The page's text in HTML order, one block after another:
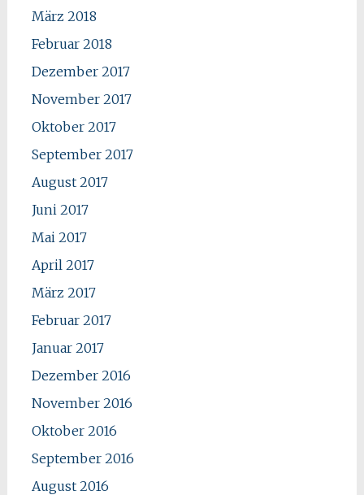
März 2018
Februar 2018
Dezember 2017
November 2017
Oktober 2017
September 2017
August 2017
Juni 2017
Mai 2017
April 2017
März 2017
Februar 2017
Januar 2017
Dezember 2016
November 2016
Oktober 2016
September 2016
August 2016